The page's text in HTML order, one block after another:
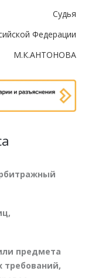
Судья
Федерации
М.К.АНТОНОВА
предмета
требований,